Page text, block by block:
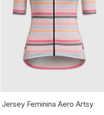
Jersey Feminina Aero Artsy